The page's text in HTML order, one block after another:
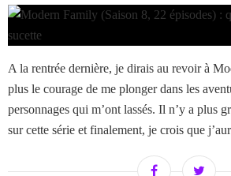
A la rentrée dernière, je dirais au revoir à
plus le courage de me plonger dans les
personnages qui m’ont lassés. Il n’y a plus
sur cette série et finalement, je crois que